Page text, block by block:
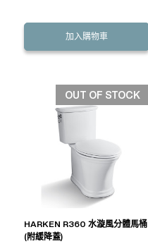
加入購物車
OUT OF STOCK
HARKEN R360 水漩風分體馬桶
(附緩降蓋)